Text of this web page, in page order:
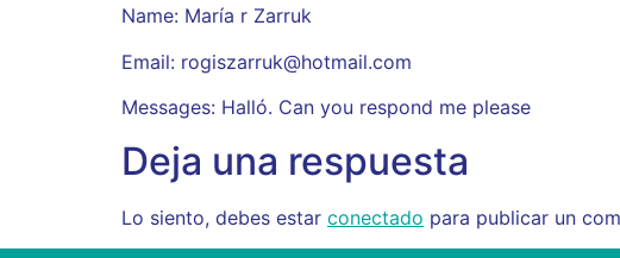
Name: María r Zarruk
Email: rogiszarruk@hotmail.com
Messages: Halló. Can you respond me please
Deja una respuesta
Lo siento, debes estar conectado para publicar un